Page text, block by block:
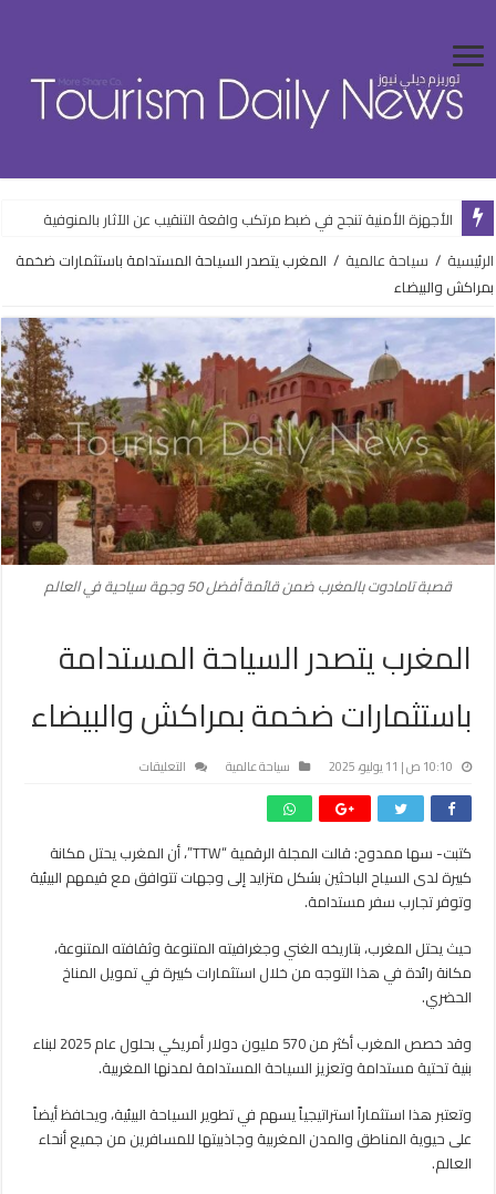
الأجهزة الأمنية تنجح في ضبط مرتكب واقعة التنقيب عن الآثار بالمنوفية
الرئيسية / سياحة عالمية / المغرب يتصدر السياحة المستدامة باستثمارات ضخمة
بمراكش والبيضاء
قصبة تامادوت بالمغرب ضمن قائمة أفضل 50 وجهة سياحية في العالم
المغرب يتصدر السياحة المستدامة
باستثمارات ضخمة بمراكش والبيضاء
10:10 ص | 11 يوليو، 2025 سياحة عالمية التعليقات
المستدامة
باستثمارات
والبيضاء
مغلقة
كتبت- سها ممدوح: قالت المجلة الرقمية “TTW”، أن المغرب يحتل مكانة
كبيرة لدى السياح الباحثين بشكل متزايد إلى وجهات تتوافق مع قيمهم البيئية
وتوفر تجارب سفر مستدامة.
حيث يحتل المغرب، بتاريخه الغني وجغرافيته المتنوعة وثقافته المتنوعة،
مكانة رائدة في هذا التوجه من خلال استثمارات كبيرة في تمويل المناخ
الحضري.
وقد خصص المغرب أكثر من 570 مليون دولار أمريكي بحلول عام 2025 لبناء
بنية تحتية مستدامة وتعزيز السياحة المستدامة لمدنها المغربية.
وتعتبر هذا استثماراً استراتيجياً يسهم في تطوير السياحة البيئية، ويحافظ أيضاً
على حيوية المناطق والمدن المغربية وجاذبيتها للمسافرين من جميع أنحاء
العالم.